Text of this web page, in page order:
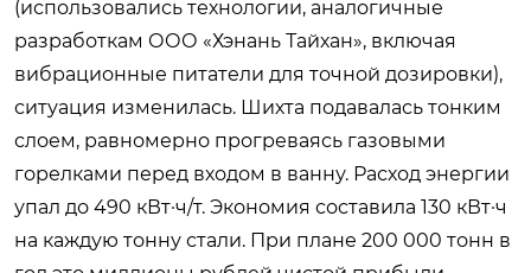
(использовались технологии, аналогичные
разработкам ООО «Хэнань Тайхан», включая
вибрационные питатели для точной дозировки),
ситуация изменилась. Шихта подавалась тонким
слоем, равномерно прогреваясь газовыми
горелками перед входом в ванну. Расход энергии
упал до 490 кВт·ч/т. Экономия составила 130 кВт·ч
на каждую тонну стали. При плане 200 000 тонн в